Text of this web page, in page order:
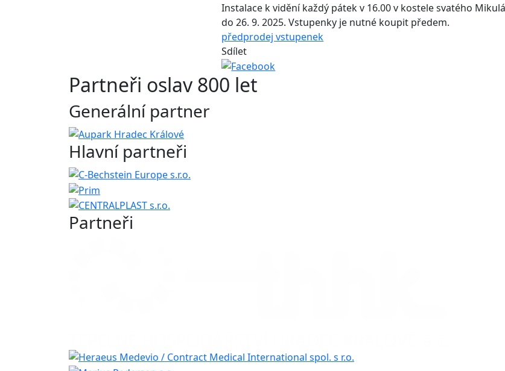
Instalace k vidění každý pátek v 16.00 v kostele svatého
do 26. 9. 2025. Vstupenky je nutné koupit předem.
předprodej vstupenek
Sdílet
Partneři oslav 800 let
Generální partner
Hlavní partneři
Partneři